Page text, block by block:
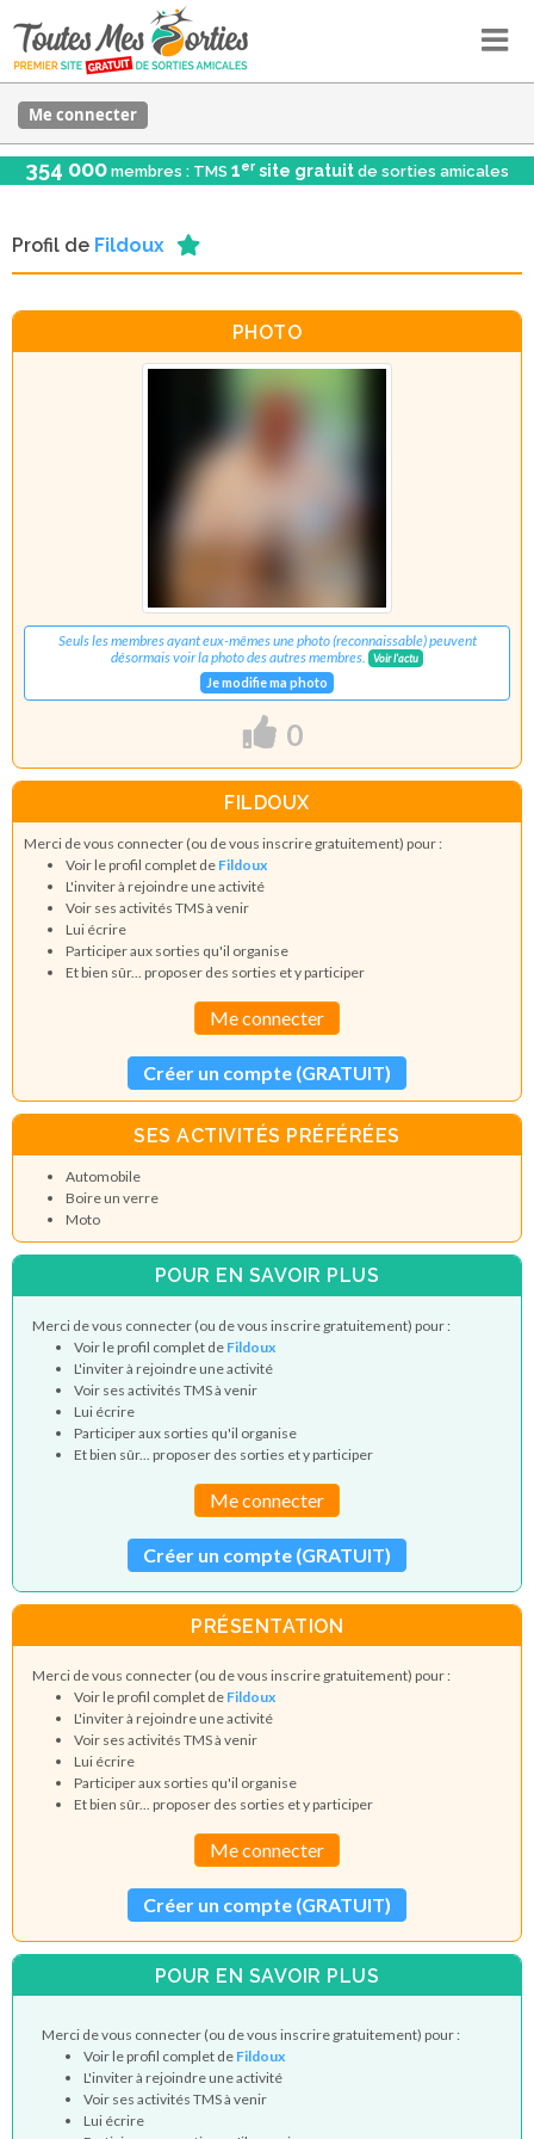
Me connecter
354 000 membres : TMS 1er site gratuit de sorties amicales
Profil de Fildoux
PHOTO
Seuls les membres ayant eux-mêmes une photo (reconnaissable) peuvent
désormais voir la photo des autres membres.
Voir l'actu
Je modifie ma photo
0
FILDOUX
Merci de vous connecter (ou de vous inscrire gratuitement) pour :
Voir le profil complet de Fildoux
L'inviter à rejoindre une activité
Voir ses activités TMS à venir
Lui écrire
Participer aux sorties qu'il organise
Et bien sûr... proposer des sorties et y participer
Me connecter
Créer un compte (GRATUIT)
SES ACTIVITÉS PRÉFÉRÉES
Automobile
Boire un verre
Moto
POUR EN SAVOIR PLUS
Merci de vous connecter (ou de vous inscrire gratuitement) pour :
Voir le profil complet de Fildoux
L'inviter à rejoindre une activité
Voir ses activités TMS à venir
Lui écrire
Participer aux sorties qu'il organise
Et bien sûr... proposer des sorties et y participer
Me connecter
Créer un compte (GRATUIT)
PRÉSENTATION
Merci de vous connecter (ou de vous inscrire gratuitement) pour :
Voir le profil complet de Fildoux
L'inviter à rejoindre une activité
Voir ses activités TMS à venir
Lui écrire
Participer aux sorties qu'il organise
Et bien sûr... proposer des sorties et y participer
Me connecter
Créer un compte (GRATUIT)
POUR EN SAVOIR PLUS
Merci de vous connecter (ou de vous inscrire gratuitement) pour :
Voir le profil complet de Fildoux
L'inviter à rejoindre une activité
Voir ses activités TMS à venir
Lui écrire